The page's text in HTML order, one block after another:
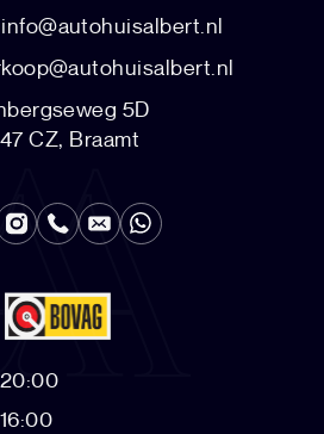
info@autohuisalbert.nl
5D
CZ, Braamt